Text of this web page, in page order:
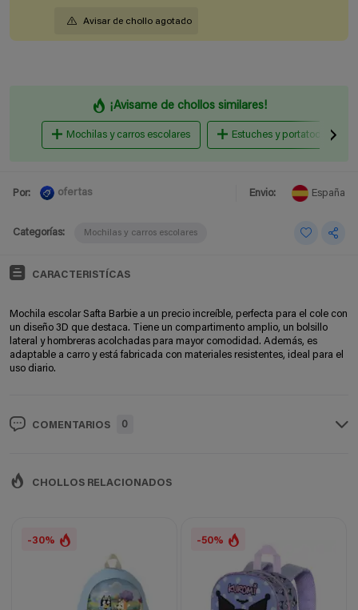
Avisar de chollo agotado
¡Avisame de chollos similares!
Mochilas y carros escolares Estuches y portatodos
Por: ofertas Envio: España
Categorías: Mochilas y carros escolares
CARACTERISTÍCAS
Mochila escolar Safta Barbie a un precio increíble, perfecta para el cole con
un diseño 3D que destaca. Tiene un compartimento amplio, un bolsillo
lateral y hombreras acolchadas para mayor comodidad. Además, es
adaptable a carro y está fabricada con materiales resistentes, ideal para el
uso diario.
COMENTARIOS 0
CHOLLOS RELACIONADOS
-30% -50%